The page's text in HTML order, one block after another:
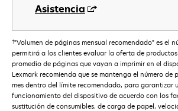
Asistencia
†"Volumen de páginas mensual recomendado" es el
permitirá a los clientes evaluar la oferta de productos
promedio de páginas que vayan a imprimir en el
Lexmark recomienda que se mantenga el número de
mes dentro del límite recomendado, para garantizar
funcionamiento del dispositivo de acuerdo con los
sustitución de consumibles, de carga de papel,